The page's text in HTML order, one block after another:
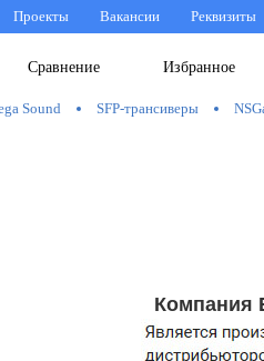
Проекты Вакансии Реквизиты
Избранное
Сравнение
Sound SFP-трансиверы
Компания